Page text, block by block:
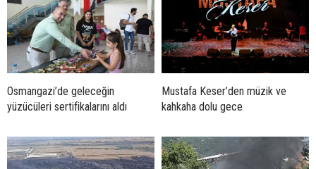
Osmangazi’de geleceğin
yüzücüleri sertifikalarını aldı
Mustafa Keser’den müzik ve
kahkaha dolu gece